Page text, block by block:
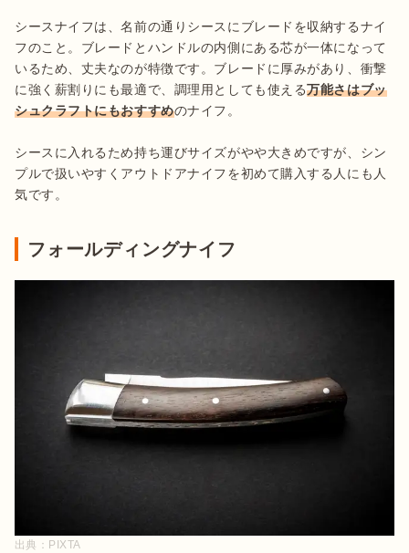
シースナイフは、名前の通りシースにブレードを収納するナイ
フのこと。ブレードとハンドルの内側にある芯が一体になって
いるため、丈夫なのが特徴です。ブレードに厚みがあり、衝撃
に強く薪割りにも最適で、調理用としても使える万能さはブッ
シュクラフトにもおすすめのナイフ。
シースに入れるため持ち運びサイズがやや大きめですが、シン
プルで扱いやすくアウトドアナイフを初めて購入する人にも人
気です。
フォールディングナイフ
出典： PIXTA